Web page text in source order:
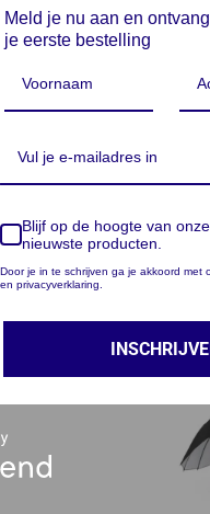
en
€
Meld je nu aan en
je eerste bestelling
Blijf op de hoogte van
nieuwste producten.
Door je in te schrijven ga je akkoord met
en privacyverklaring.